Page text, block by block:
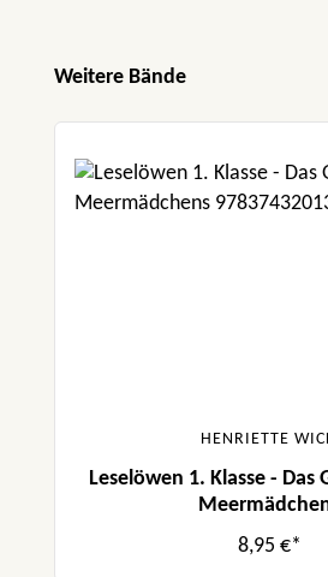
Produktgalerie überspringen
Weitere Bände
HENRIETTE
Leselöwen 1. Klasse - Das
8,95 €*